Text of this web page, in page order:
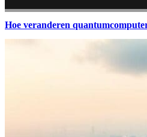
Hoe veranderen